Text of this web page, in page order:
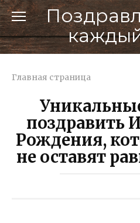
Перейти
к
контенту
Главная страница
поздравить
Рождения,
не оставят